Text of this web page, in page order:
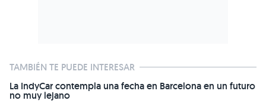
TAMBIÉN TE PUEDE INTERESAR
La IndyCar contempla una fecha en Barcelona en un futuro
no muy lejano